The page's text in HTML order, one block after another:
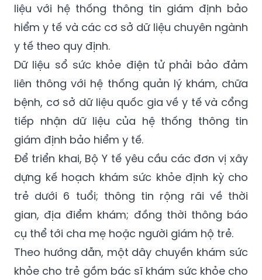
liệu với hệ thống thông tin giám định bảo
hiểm y tế và các cơ sở dữ liệu chuyên ngành
y tế theo quy định.
Dữ liệu sổ sức khỏe điện tử phải bảo đảm
liên thông với hệ thống quản lý khám, chữa
bệnh, cơ sở dữ liệu quốc gia về y tế và cổng
tiếp nhận dữ liệu của hệ thống thông tin
giám định bảo hiểm y tế.
Để triển khai, Bộ Y tế yêu cầu các đơn vị xây
dựng kế hoạch khám sức khỏe định kỳ cho
trẻ dưới 6 tuổi; thông tin rộng rãi về thời
gian, địa điểm khám; đồng thời thông báo
cụ thể tới cha mẹ hoặc người giám hộ trẻ.
Theo hướng dẫn, một dây chuyền khám sức
khỏe cho trẻ gồm bác sĩ khám sức khỏe cho